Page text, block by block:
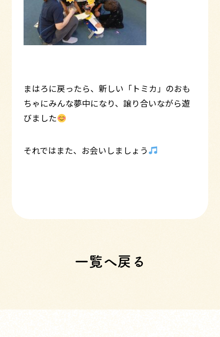
まはろに戻ったら、新しい「トミカ」のおも
ちゃにみんな夢中になり、譲り合いながら遊
びました
それではまた、お会いしましょう
一覧へ戻る